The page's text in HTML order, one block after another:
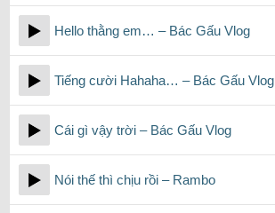
Hello thằng em… – Bác Gấu Vlog
Tiếng cười Hahaha… – Bác Gấu Vlog
Cái gì vậy trời – Bác Gấu Vlog
Nói thế thì chịu rồi – Rambo